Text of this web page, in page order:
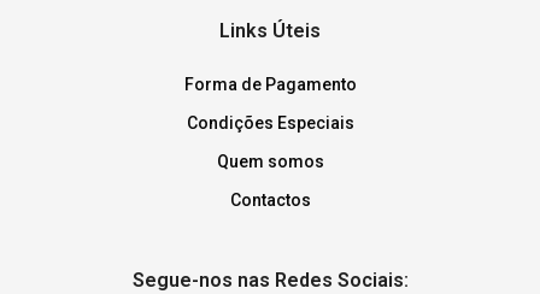
Links Úteis
Forma de Pagamento
Condições Especiais
Quem somos
Contactos
Segue-nos nas Redes Sociais: